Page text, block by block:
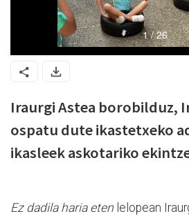
Iraurgi Astea borobilduz,
ospatu dute ikastetxeko
ikasleek askotariko
Ez dadila haria eten lelopean